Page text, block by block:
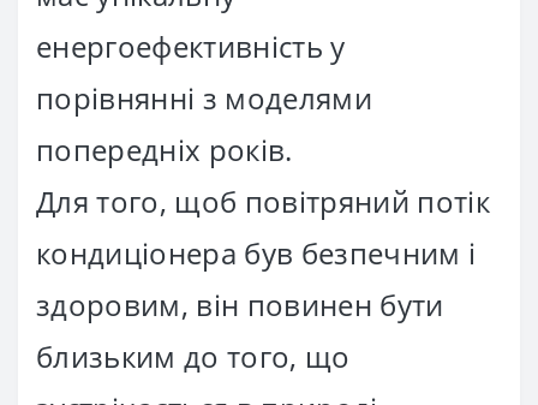
енергоефективність у
порівнянні з моделями
попередніх років.
Для того, щоб повітряний потік
кондиціонера був безпечним і
здоровим, він повинен бути
близьким до того, що